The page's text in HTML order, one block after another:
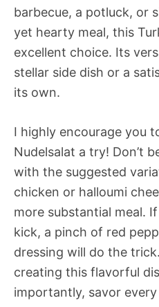
barbecue, a potluck, or
yet hearty meal, this
excellent choice. Its
stellar side dish or a
its own.
I highly encourage you
Nudelsalat a try! Don’t
with the suggested
chicken or halloumi
more substantial meal.
kick, a pinch of red
dressing will do the
creating this flavorful
importantly, savor